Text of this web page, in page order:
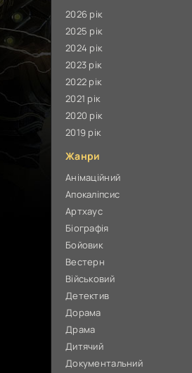
2026 рік
2025 рік
2024 рік
2023 рік
2022 рік
2021 рік
2020 рік
2019 рік
Жанри
Анімаційний
Апокаліпсис
Артхаус
Біографія
Бойовик
Вестерн
Військовий
Детектив
Дорама
Драма
Дитячий
Документальний